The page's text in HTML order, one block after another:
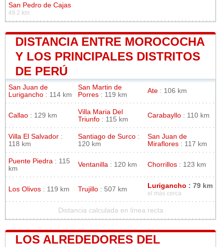
San Pedro de Cajas
49.2 km
DISTANCIA ENTRE MOROCOCHA
Y LOS PRINCIPALES DISTRITOS
DE PERÚ
San Juan de
Lurigancho : 114 km
San Martin de
Porres : 119 km
Ate : 106 km
Callao : 129 km
Villa Maria Del
Triunfo : 115 km
Carabayllo : 110 km
Villa El Salvador :
118 km
Santiago de Surco :
120 km
San Juan de
Miraflores : 117 km
Puente Piedra : 115
km
Ventanilla : 120 km Chorrillos : 123 km
Los Olivos : 119 km Trujillo : 507 km Lurigancho : 79 km
el más cerca
Distancia calculada en línea recta
LOS ALREDEDORES DEL